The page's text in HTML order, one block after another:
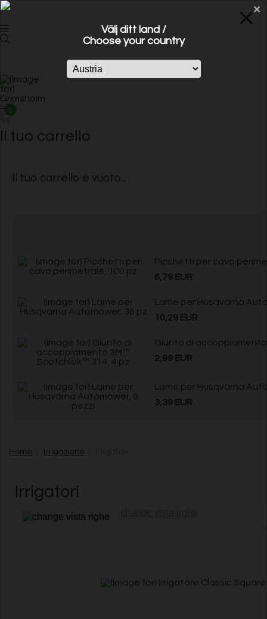
Välj ditt land /
Choose your country
×
Il tuo carrello
Il tuo carrello è vuoto...
Picchetti per cavo
6,79 EUR
Lame per Husqvarna
10,29 EUR
Giunto di
2,99 EUR
Lame per Husqvarna
3,39 EUR
Home Irrigazione
Irrigatori